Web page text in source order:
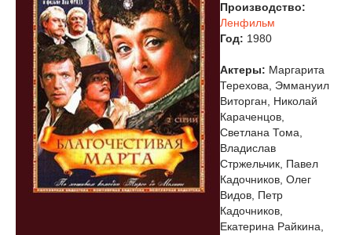
Производство:
Ленфильм
Год: 1980
Актеры: Маргарита
Терехова, Эммануил
Виторган, Николай
Караченцов,
Светлана Тома,
Владислав
Стржельчик, Павел
Кадочников, Олег
Видов, Петр
Кадочников,
Екатерина Райкина,